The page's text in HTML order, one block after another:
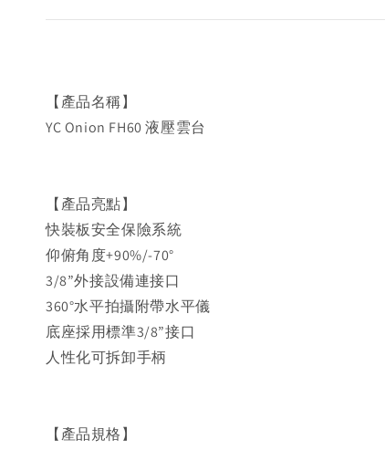
【產品名稱】
YC Onion FH60 液壓雲台
【產品亮點】
快裝板安全保險系統
仰俯角度+90%/-70°
3/8”外接設備連接口
360°水平拍攝附帶水平儀
底座採用標準3/8”接口
人性化可拆卸手柄
【產品規格】